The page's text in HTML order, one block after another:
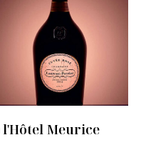
Meurice